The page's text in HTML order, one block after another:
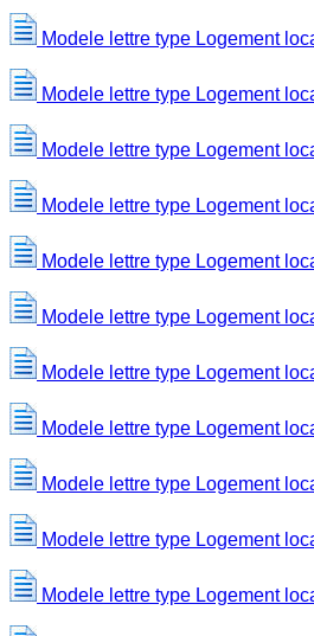
Modele lettre type Logement
Modele lettre type Logement
Modele lettre type Logement
Modele lettre type Logement
Modele lettre type Logement
Modele lettre type Logement
Modele lettre type Logement
Modele lettre type Logement
Modele lettre type Logement
Modele lettre type Logement
Modele lettre type Logement